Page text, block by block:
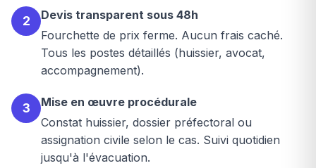
2
Devis transparent sous 48h
Fourchette de prix ferme. Aucun frais caché.
Tous les postes détaillés (huissier, avocat,
accompagnement).
3
Mise en œuvre procédurale
Constat huissier, dossier préfectoral ou
assignation civile selon le cas. Suivi quotidien
jusqu'à l'évacuation.